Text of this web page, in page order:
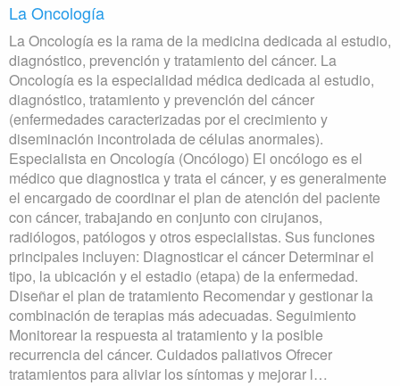
La Oncología
La Oncología es la rama de la medicina dedicada al estudio,
diagnóstico, prevención y tratamiento del cáncer. La
Oncología es la especialidad médica dedicada al estudio,
diagnóstico, tratamiento y prevención del cáncer
(enfermedades caracterizadas por el crecimiento y
diseminación incontrolada de células anormales).
Especialista en Oncología (Oncólogo) El oncólogo es el
médico que diagnostica y trata el cáncer, y es generalmente
el encargado de coordinar el plan de atención del paciente
con cáncer, trabajando en conjunto con cirujanos,
radiólogos, patólogos y otros especialistas. Sus funciones
principales incluyen: Diagnosticar el cáncer Determinar el
tipo, la ubicación y el estadio (etapa) de la enfermedad.
Diseñar el plan de tratamiento Recomendar y gestionar la
combinación de terapias más adecuadas. Seguimiento
Monitorear la respuesta al tratamiento y la posible
recurrencia del cáncer. Cuidados paliativos Ofrecer
tratamientos para aliviar los síntomas y mejorar l…